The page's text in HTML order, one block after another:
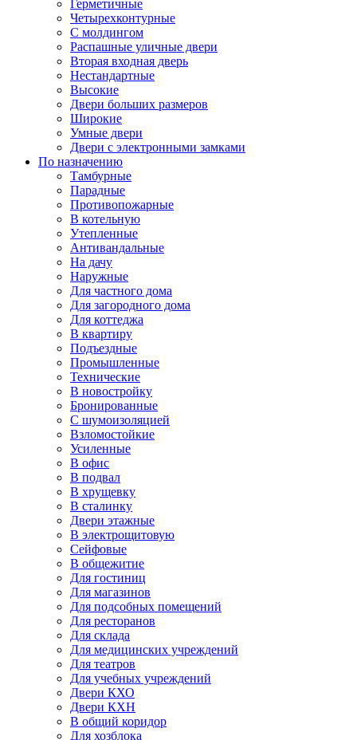
Герметичные
Четырехконтурные
С молдингом
Распашные уличные двери
Вторая входная дверь
Нестандартные
Высокие
Двери больших размеров
Широкие
Умные двери
Двери с электронными замками
По назначению
Тамбурные
Парадные
Противопожарные
В котельную
Утепленные
Антивандальные
На дачу
Наружные
Для частного дома
Для загородного дома
Для коттеджа
В квартиру
Подъездные
Промышленные
Технические
В новостройку
Бронированные
С шумоизоляцией
Взломостойкие
Усиленные
В офис
В подвал
В хрущевку
В сталинку
Двери этажные
В электрощитовую
Сейфовые
В общежитие
Для гостиниц
Для магазинов
Для подсобных помещений
Для ресторанов
Для склада
Для медицинских учреждений
Для театров
Для учебных учреждений
Двери КХО
Двери КХН
В общий коридор
Для хозблока